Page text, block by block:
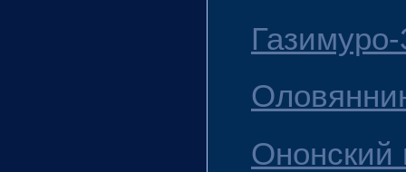
Ононский